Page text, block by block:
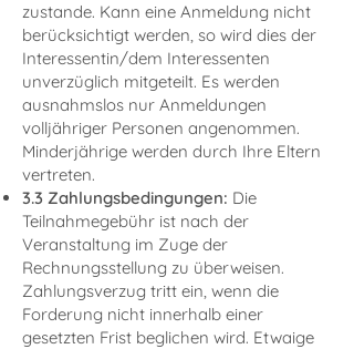
zustande. Kann eine Anmeldung nicht
berücksichtigt werden, so wird dies der
Interessentin/dem Interessenten
unverzüglich mitgeteilt. Es werden
ausnahmslos nur Anmeldungen
volljähriger Personen angenommen.
Minderjährige werden durch Ihre Eltern
vertreten.
3.3 Zahlungsbedingungen: Die
Teilnahmegebühr ist nach der
Veranstaltung im Zuge der
Rechnungsstellung zu überweisen.
Zahlungsverzug tritt ein, wenn die
Forderung nicht innerhalb einer
gesetzten Frist beglichen wird. Etwaige